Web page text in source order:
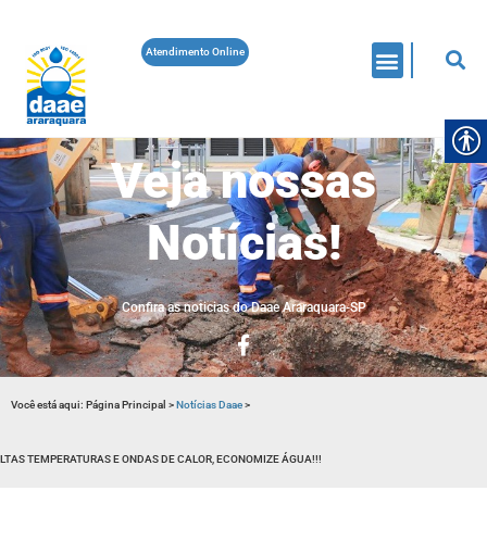
Atendimento Online
Veja nossas
Notícias!
Confira as noticias do Daae Araraquara-SP
Você está aqui: Página Principal >Notícias Daae>
TEMPERATURAS E ONDAS DE CALOR, ECONOMIZE ÁGUA!!!